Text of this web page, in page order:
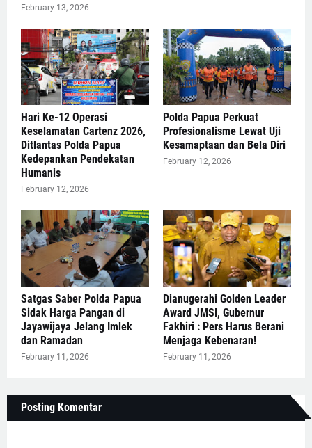
February 13, 2026
Hari Ke-12 Operasi
Keselamatan Cartenz 2026,
Ditlantas Polda Papua
Kedepankan Pendekatan
Humanis
February 12, 2026
Polda Papua Perkuat
Profesionalisme Lewat Uji
Kesamaptaan dan Bela Diri
February 12, 2026
Satgas Saber Polda Papua
Sidak Harga Pangan di
Jayawijaya Jelang Imlek
dan Ramadan
February 11, 2026
Dianugerahi Golden Leader
Award JMSI, Gubernur
Fakhiri : Pers Harus Berani
Menjaga Kebenaran!
February 11, 2026
Posting Komentar